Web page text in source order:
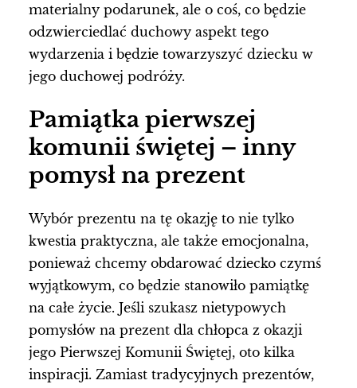
materialny podarunek, ale o coś, co będzie
odzwierciedlać duchowy aspekt tego
wydarzenia i będzie towarzyszyć dziecku w
jego duchowej podróży.
Pamiątka pierwszej
komunii świętej – inny
pomysł na prezent
Wybór prezentu na tę okazję to nie tylko
kwestia praktyczna, ale także emocjonalna,
ponieważ chcemy obdarować dziecko czymś
wyjątkowym, co będzie stanowiło pamiątkę
na całe życie. Jeśli szukasz nietypowych
pomysłów na prezent dla chłopca z okazji
jego Pierwszej Komunii Świętej, oto kilka
inspiracji. Zamiast tradycyjnych prezentów,